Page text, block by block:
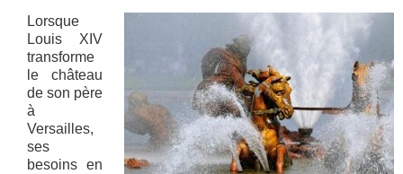
Lorsque
Louis XIV
transforme
le château
de son père
à
Versailles,
ses
besoins en